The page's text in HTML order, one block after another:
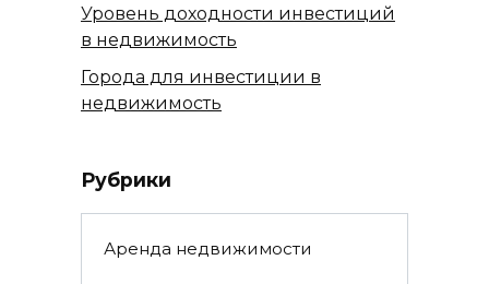
Уровень доходности инвестиций
в недвижимость
Города для инвестиции в
недвижимость
Рубрики
Аренда недвижимости